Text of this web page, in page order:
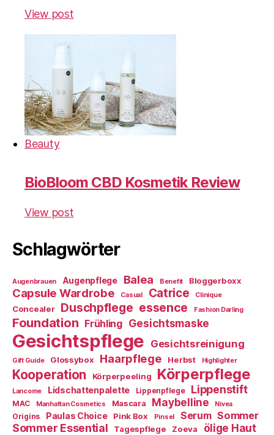
View post
Beauty
BioBloom CBD Kosmetik Review
View post
Schlagwörter
Augenbrauen Augenpflege Balea Benefit Bloggerboxx
Capsule Wardrobe Casual Catrice Clinique
Concealer Duschpflege essence Fashion Darling
Foundation Frühling Gesichtsmaske
Gesichtspflege Gesichtsreinigung
Gift Guide Glossybox Haarpflege Herbst Highlighter
Kooperation Körperpeeling Körperpflege
Lancome Lidschattenpalette Lippenpflege Lippenstift
MAC Manhattan Cosmetics Mascara Maybelline Nivea
Origins Paulas Choice Pink Box Pinsel Serum Sommer
Sommer Essential Tagespflege Zoeva ölige Haut